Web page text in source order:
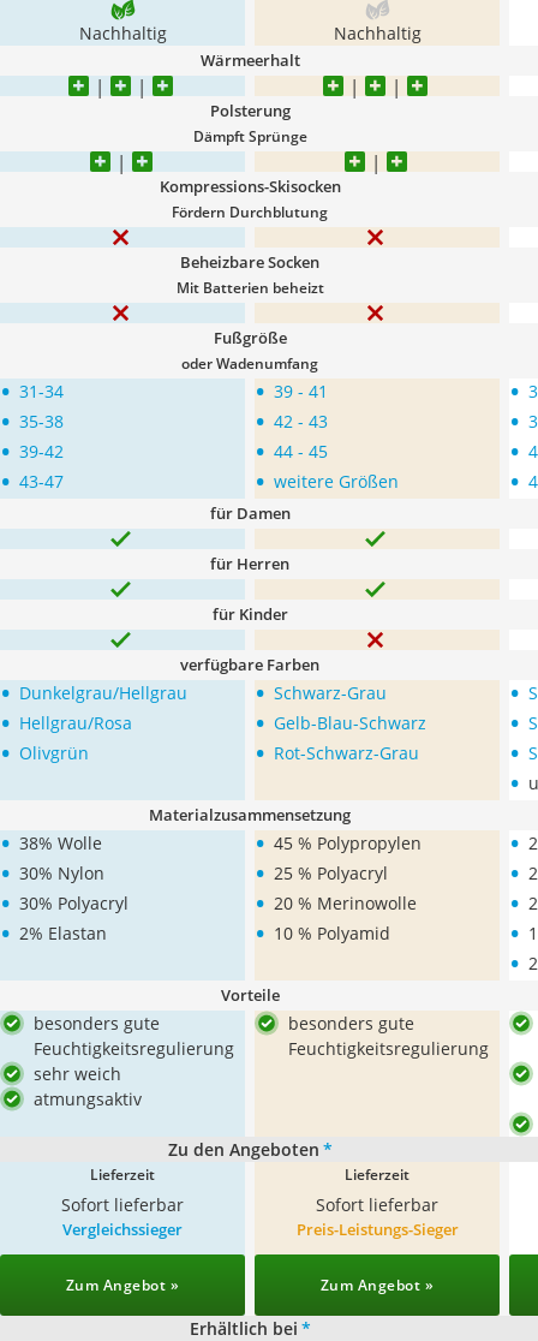
Nachhaltig Nachhaltig
Wärmeerhalt
Polsterung
Dämpft Sprünge
Kompressions-Skisocken
Fördern Durchblutung
Beheizbare Socken
Mit Batterien beheizt
Fußgröße
oder Wadenumfang
• 31-34
• 35-38
• 39-42
• 43-47
• 39 - 41
• 42 - 43
• 44 - 45
• weitere Größen
•
•
•
•
für Damen
für Herren
für Kinder
verfügbare Farben
• Dunkelgrau/Hellgrau
• Hellgrau/Rosa
• Olivgrün
• Schwarz-Grau
• Gelb-Blau-Schwarz
• Rot-Schwarz-Grau
•
•
•
•
Materialzusammensetzung
• 38% Wolle
• 30% Nylon
• 30% Polyacryl
• 2% Elastan
• 45 % Polypropylen
• 25 % Polyacryl
• 20 % Merinowolle
• 10 % Polyamid
•
•
•
•
•
Vorteile
besonders gute
Feuchtigkeitsregulierung
sehr weich
atmungsaktiv
besonders gute
Feuchtigkeitsregulierung
Zu den Angeboten *
Lieferzeit
Sofort lieferbar
Lieferzeit
Sofort lieferbar
Vergleichssieger
Zum Angebot »
Preis-Leistungs-Sieger
Zum Angebot »
Erhältlich bei *